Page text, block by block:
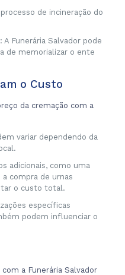
de incineração do
Funerária Salvador pode
de memorializar o ente
o Custo
da cremação com a
variar dependendo da
adicionais, como uma
compra de urnas
o custo total.
específicas
podem influenciar o
a Funerária Salvador